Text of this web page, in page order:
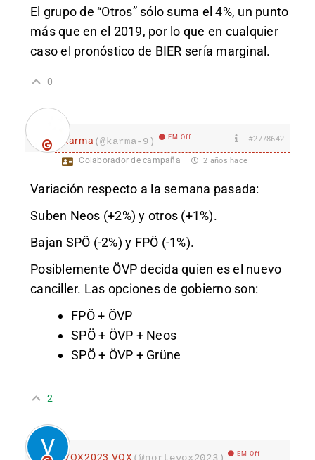
El grupo de “Otros” sólo suma el 4%, un punto
más que en el 2019, por lo que en cualquier
caso el pronóstico de BIER sería marginal.
0
karma (@karma-9) EM Off #2778642
Colaborador de campaña 2 años hace
Variación respecto a la semana pasada:
Suben Neos (+2%) y otros (+1%).
Bajan SPÖ (-2%) y FPÖ (-1%).
Posiblemente ÖVP decida quien es el nuevo
canciller. Las opciones de gobierno son:
FPÖ + ÖVP
SPÖ + ÖVP + Neos
SPÖ + ÖVP + Grüne
2
VOX2023 VOX (@nortevox2023) EM Off